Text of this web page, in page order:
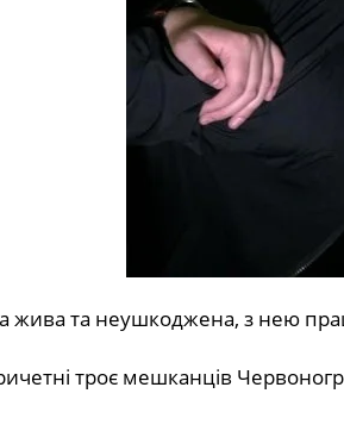
жива та неушкоджена, з нею
троє мешканців